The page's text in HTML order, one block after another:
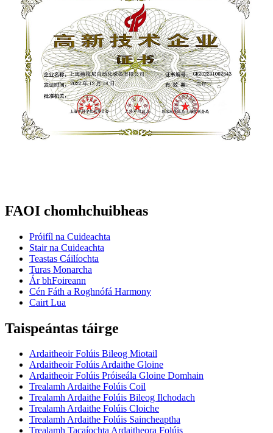
FAOI chomhchuibheas
Próifíl na Cuideachta
Stair na Cuideachta
Teastas Cáilíochta
Turas Monarcha
Ár bhFoireann
Cén Fáth a Roghnófá Harmony
Cairt Lua
Taispeántas táirge
Ardaitheoir Folúis Bileog Miotail
Ardaitheoir Folúis Ardaithe Gloine
Ardaitheoir Folúis Próiseála Gloine Domhain
Trealamh Ardaithe Folúis Coil
Trealamh Ardaithe Folúis Bileog Ilchodach
Trealamh Ardaithe Folúis Cloiche
Trealamh Ardaithe Folúis Saincheaptha
Trealamh Tacaíochta Ardaitheora Folúis